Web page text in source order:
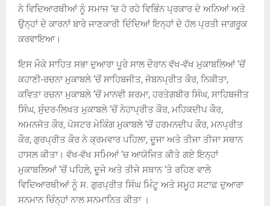
ਨੇ ਵਿਦਿਆਰਥੀਆਂ ਨੂੰ ਸਮਾਜ ’ਚ ਹੋ ਰਹੇ ਵਿਭਿੰਨ ਪ੍ਰਕਾਰ ਦੇ ਅਨਿਆਂ ਅਤੇ
ਉਨ੍ਹਾਂ ਦੇ ਕਾਰਨਾਂ ਬਾਰੇ ਜਾਣਕਾਰੀ ਦਿੰਦਿਆਂ ਇਨ੍ਹਾਂ ਦੇ ਹੱਲ ਪ੍ਰਤੀ ਜਾਗਰੂਕ
ਕਰਵਾਇਆ।
ਇਸ ਮੌਕੇ ਸਾਹਿਤ ਸਭਾ ਦੁਆਰਾ ਪੂਰੇ ਸਾਲ ਦੌਰਾਨ ਵੱਖ-ਵੱਖ ਮੁਕਾਬਲਿਆਂ ’ਚੋਂ
ਕਹਾਣੀ-ਰਚਨਾ ਮੁਕਾਬਲੇ ’ਚੋਂ ਸਾਹਿਬਜੀਤ, ਜੋਬਨਪ੍ਰੀਤ ਕੌਰ, ਨਿਕੀਤਾ,
ਕਵਿਤਾ ਰਚਨਾ ਮੁਕਾਬਲੇ ’ਚੋਂ ਮਾਨਵੀ ਸ਼ਰਮਾ, ਹਰਤੇਗਬੀਰ ਸਿੰਘ, ਸਾਹਿਬਜੀਤ
ਸਿੰਘ, ਸੁੰਦਰ-ਲਿਖਤ ਮੁਕਾਬਲੇ ’ਚੋਂ ਨੇਹਾਪ੍ਰੀਤ ਕੌਰ, ਮਹਿਕਦੀਪ ਕੌਰ,
ਅਮਨਜੋਤ ਕੌਰ, ਪੋਸਟਰ ਮੇਕਿੰਗ ਮੁਕਾਬਲੇ ’ਚੋਂ ਹਰਮਨਦੀਪ ਕੌਰ, ਮਨਪ੍ਰੀਤ
ਕੌਰ, ਗੁਰਪ੍ਰੀਤ ਕੌਰ ਨੇ ਕ੍ਰਮਵਾਰ ਪਹਿਲਾ, ਦੂਜਾ ਅਤੇ ਤੀਜਾ ਤੀਜਾ ਸਥਾਨ
ਹਾਸਲ ਕੀਤਾ। ਵੱਖ-ਵੱਖ ਸਮਿਆਂ ’ਚ ਆਯੋਜਿਤ ਕੀਤੇ ਗਏ ਇਨ੍ਹਾਂ
ਮੁਕਾਬਲਿਆਂ ’ਚੋਂ ਪਹਿਲੇ, ਦੂਜੇ ਅਤੇ ਤੀਜੇ ਸਥਾਨ ’ਤੇ ਰਹਿਣ ਵਾਲੇ
ਵਿਦਿਆਰਥੀਆਂ ਨੂੰ ਸ. ਗੁਰਪ੍ਰੀਤ ਸਿੰਘ ਮਿੰਟੂ ਅਤੇ ਸਮੂਹ ਸਟਾਫ਼ ਦੁਆਰਾ
ਸਨਮਾਨ ਚਿੰਨ੍ਹਾਂ ਨਾਲ ਸਨਮਾਨਿਤ ਕੀਤਾ ।